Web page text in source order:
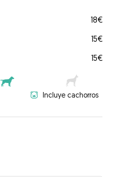
18€
15€
15€
Incluye cachorros